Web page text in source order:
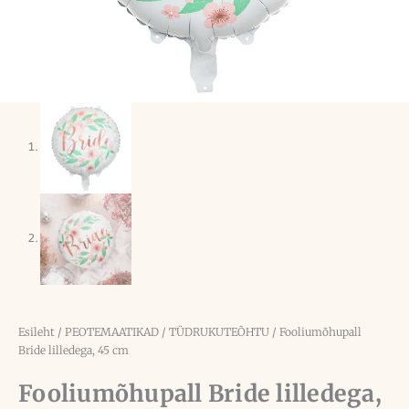
Esileht / PEOTEMAATIKAD / TÜDRUKUTEÕHTU / Fooliumõhupall
Bride lilledega, 45 cm
Fooliumõhupall Bride lilledega,